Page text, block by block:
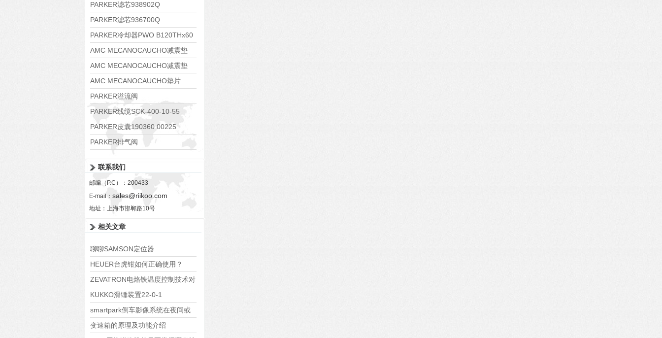
PARKER滤芯938902Q
PARKER滤芯936700Q
PARKER冷却器PWO B120THx60
AMC MECANOCAUCHO减震垫
138552
AMC MECANOCAUCHO减震垫
138551
AMC MECANOCAUCHO垫片
608074
PARKER溢流阀
RE06M35W2N1KWXG087
PARKER线缆SCK-400-10-55
PARKER皮囊190360 00225
PARKER排气阀
联系我们
邮编（P.C）：200433
E-mail： sales@riikoo.com
地址：上海市邯郸路10号
相关文章
聊聊SAMSON定位器
HEUER台虎钳如何正确使用？
ZEVATRON电烙铁温度控制技术对
焊接质量的影响研究
KUKKO滑锤装置22-0-1
smartpark倒车影像系统在夜间或
恶劣天气条件下是否依然有效？
变速箱的原理及功能介绍